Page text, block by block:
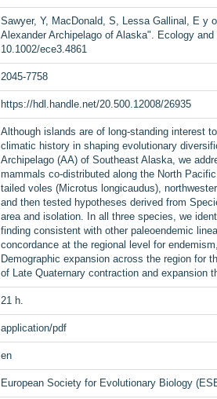
Sawyer, Y, MacDonald, S, Lessa Gallinal, E y
Alexander Archipelago of Alaska". Ecology
10.1002/ece3.4861
2045-7758
https://hdl.handle.net/20.500.12008/26935
Although islands are of long‐standing interest
climatic history in shaping evolutionary
Archipelago (AA) of Southeast Alaska, we
mammals co‐distributed along the North
tailed voles (Microtus longicaudus),
and then tested hypotheses derived from
area and isolation. In all three species, we
finding consistent with other paleoendemic
concordance at the regional level for
Demographic expansion across the region for
of Late Quaternary contraction and expansion
21 h.
application/pdf
en
European Society for Evolutionary Biology